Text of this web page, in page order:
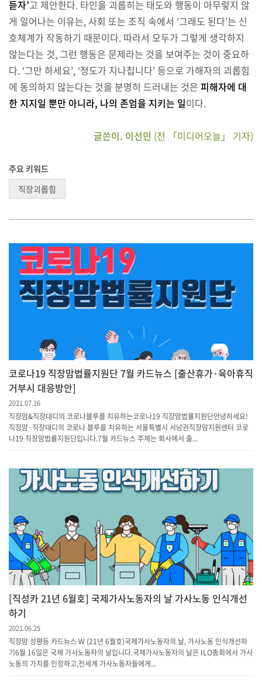
듣자’고 제안한다. 타인을 괴롭히는 태도와 행동이 아무렇지 않
게 일어나는 이유는, 사회 또는 조직 속에서 ‘그래도 된다’는 신
호체계가 작동하기 때문이다. 따라서 모두가 그렇게 생각하지
않는다는 것, 그런 행동은 문제라는 것을 보여주는 것이 중요하
다. ‘그만 하세요’, ‘정도가 지나칩니다’ 등으로 가해자의 괴롭힘
에 동의하지 않는다는 것을 분명히 드러내는 것은 피해자에 대
한 지지일 뿐만 아니라, 나의 존엄을 지키는 일이다.
글쓴이. 이선민 (전 「미디어오늘」 기자)
주요 키워드
직장괴롭힘
코로나19 직장맘법률지원단 7월 카드뉴스 [출산휴가·육아휴직
거부시 대응방안]
2021.07.16
직장맘&직장대디의 코로나블루를 치유하는코로나19 직장맘법률지원단안녕하세요!
직장맘·직장대디의 코로나 블루를 치유하는 서울특별시 서남권직장맘지원센터 코로
나19 직장맘법률지원단입니다.7월 카드뉴스 주제는 회사에서 출...
[직성카 21년 6월호] 국제가사노동자의 날 가사노동 인식개선
하기
2021.06.25
직장맘 성평등 카드뉴스 W (21년 6월호)국제가사노동자의 날, 가사노동 인식개선하
기6월 16일은 국제 가사노동자의 날입니다.국제가사노동자의 날은 ILO총회에서 가사
노동의 가치를 인정하고,전세계 가사노동자들에게...